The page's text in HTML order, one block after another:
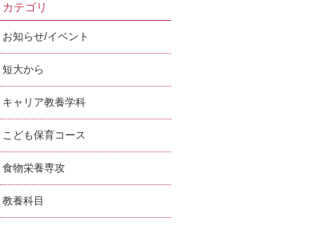
カテゴリ
お知らせ/イベント
短大から
キャリア教養学科
こども保育コース
食物栄養専攻
教養科目